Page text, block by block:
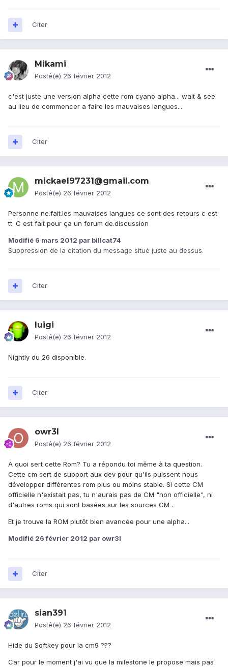
Citer
Mikami
Posté(e) 26 février 2012
c'est juste une version alpha cette rom cyano alpha... wait & see
au lieu de commencer a faire les mauvaises langues....
Citer
mickael97231@gmail.com
Posté(e) 26 février 2012
Personne ne.fait.les mauvaises langues ce sont des retours c est
tt. C est fait pour ça un forum de.discussion
Modifié 6 mars 2012 par billcat74
Suppression de la citation du message situé juste au dessus.
Citer
luigi
Posté(e) 26 février 2012
Nightly du 26 disponible.
Citer
owr3l
Posté(e) 26 février 2012
A quoi sert cette Rom? Tu a répondu toi même à ta question.
Cette cm sert de support aux dev pour qu'ils puissent nous
développer différentes rom plus ou moins stable. Si cette CM
officielle n'existait pas, tu n'aurais pas de CM "non officielle", ni
d'autres roms qui sont basées sur les sources CM .
Et je trouve la ROM plutôt bien avancée pour une alpha...
Modifié 26 février 2012 par owr3l
Citer
sian391
Posté(e) 26 février 2012
Hide du Softkey pour la cm9 ???
Car pour le moment j'ai vu que la milestone le propose mais pas